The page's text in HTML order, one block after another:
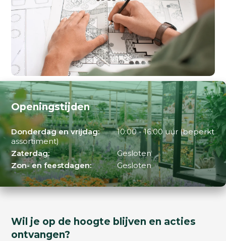
Openingstijden
Donderdag en vrijdag:
10:00 - 16:00 uur (beperkt
assortiment)
Zaterdag:
Gesloten
Zon- en feestdagen:
Gesloten
Wil je op de hoogte blijven en acties
ontvangen?